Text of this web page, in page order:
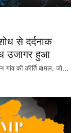
से दर्दनाक
उजागर हुआ
गांव की कीर्ति बामल, जो…